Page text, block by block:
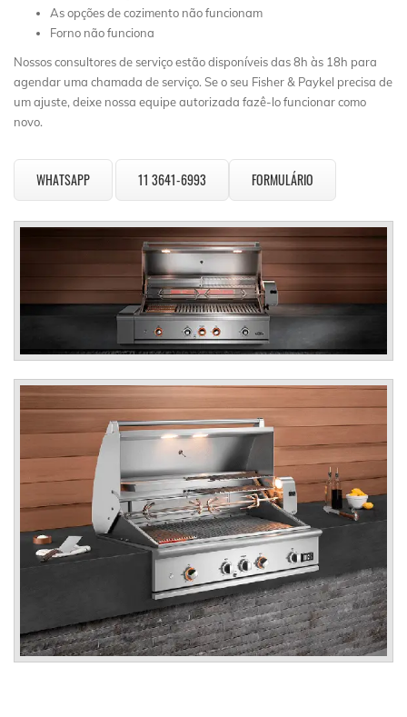
As opções de cozimento não funcionam
Forno não funciona
Nossos consultores de serviço estão disponíveis das 8h às 18h para
agendar uma chamada de serviço. Se o seu Fisher & Paykel precisa de
um ajuste, deixe nossa equipe autorizada fazê-lo funcionar como
novo.
WHATSAPP 11 3641-6993 FORMULÁRIO